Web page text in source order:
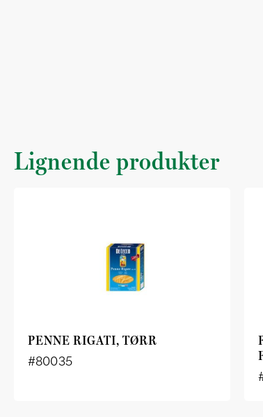
Lignende produkter
PENNE RIGATI, TØRR
#80035